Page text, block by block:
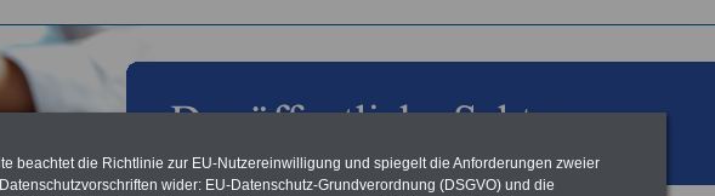
beachtet die Richtlinie zur EU-Nutzereinwilligung und spiegelt die Anforderungen zweier
wider: EU-Datenschutz-Grundverordnung (DSGVO) und die